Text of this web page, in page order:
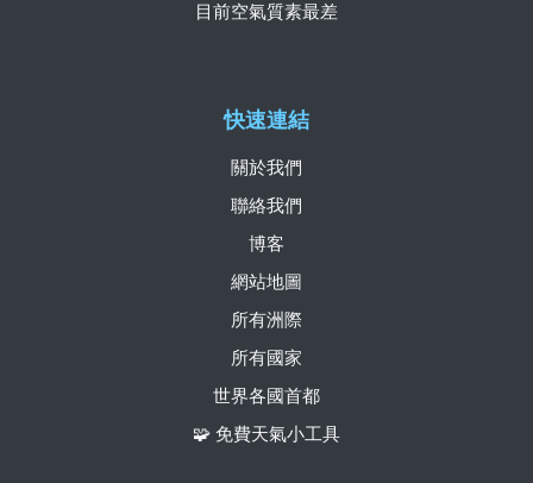
快速連結
關於我們
聯絡我們
博客
網站地圖
所有洲際
所有國家
世界各國首都
🧩 免費天氣小工具
目前空氣質素最差